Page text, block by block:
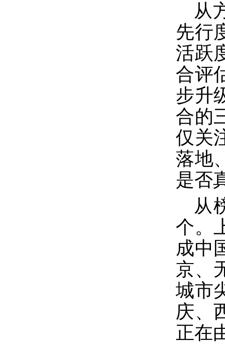
从
先行
活跃
合评
步升
合的
仅关
落地
是否
从
个。
成中
京、
城市
庆、
正在